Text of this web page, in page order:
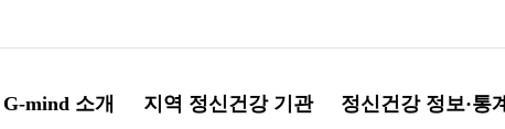
G-mind 소개 지역 정신건강 기관 정신건강 정보·통계